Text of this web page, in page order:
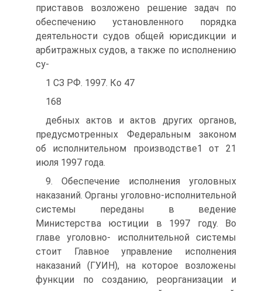
приставов возложено решение задач по
обеспечению установленного порядка
деятельности судов общей юрисдикции и
арбитражных судов, а также по исполнению
су-
1 СЗ РФ. 1997. Ко 47
168
дебных актов и актов других органов,
предусмотренных Федеральным законом
об исполнительном производстве1 от 21
июля 1997 года.
9. Обеспечение исполнения уголовных
наказаний. Органы уголовно-исполнительной
системы переданы в ведение
Министерства юстиции в 1997 году. Во
главе уголовно- исполнительной системы
стоит Главное управление исполнения
наказаний (ГУИН), на которое возложены
функции по созданию, реорганизации и